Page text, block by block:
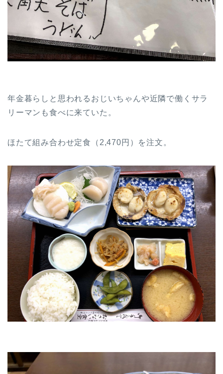
年金暮らしと思われるおじいちゃんや近隣で働くサラ
リーマンも食べに来ていた。
ほたて組み合わせ定食（2,470円）を注文。